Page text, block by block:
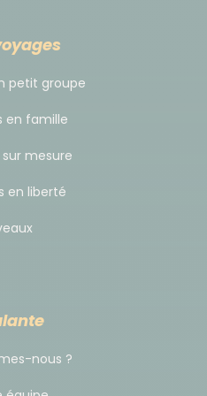
c'est !
ou la compagnie
pour nos vols vers
de 15kg.
06h40 - 8h10 Lisbonne /
petit groupe
en famille
mesure
en liberté
nous ?